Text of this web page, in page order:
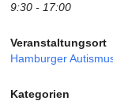
9:30 - 17:00
Veranstaltungsort
Hamburger
Kategorien